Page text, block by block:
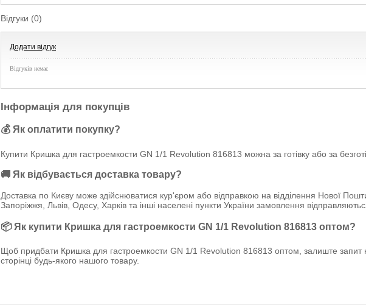
Відгуки (0)
Додати відгук
Відгуків немає
Інформація для покупців
💰 Як оплатити покупку?
Купити Кришка для гастроемкости GN 1/1 Revolution 816813 можна за готівку або за
🚚 Як відбувається доставка товару?
Доставка по Києву може здійснюватися кур'єром або відправкою на відділення Нової
Запоріжжя, Львів, Одесу, Харків та інші населені пункти України замовлення
📦 Як купити Кришка для гастроемкости GN 1/1 Revolution 816813 оптом?
Щоб придбати Кришка для гастроемкости GN 1/1 Revolution 816813 оптом, залиште
сторінці будь-якого нашого товару.